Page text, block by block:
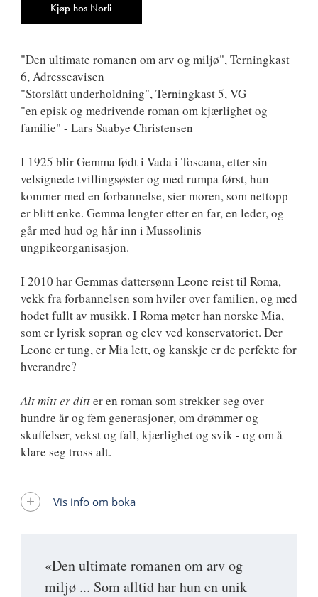
Kjøp hos Norli
«Den ultimate romanen om arv og
miljø ... Som alltid har hun en unik
"Den ultimate romanen om arv og miljø", Terningkast
6, Adresseavisen
"Storslått underholdning", Terningkast 5, VG
"en episk og medrivende roman om kjærlighet og
familie" - Lars Saabye Christensen
I 1925 blir Gemma født i Vada i Toscana, etter sin
velsignede tvillingsøster og med rumpa først, hun
kommer med en forbannelse, sier moren, som nettopp
er blitt enke. Gemma lengter etter en far, en leder, og
går med hud og hår inn i Mussolinis
ungpikeorganisasjon.
I 2010 har Gemmas dattersønn Leone reist til Roma,
vekk fra forbannelsen som hviler over familien, og med
hodet fullt av musikk. I Roma møter han norske Mia,
som er lyrisk sopran og elev ved konservatoriet. Der
Leone er tung, er Mia lett, og kanskje er de perfekte for
hverandre?
Alt mitt er ditter en roman som strekker seg over
hundre år og fem generasjoner, om drømmer og
skuffelser, vekst og fall, kjærlighet og svik - og om å
klare seg tross alt.
Vis info om boka